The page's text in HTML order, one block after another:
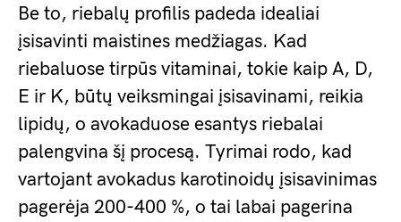
Be to, riebalų profilis padeda idealiai
įsisavinti maistines medžiagas. Kad
riebaluose tirpūs vitaminai, tokie kaip A, D,
E ir K, būtų veiksmingai įsisavinami, reikia
lipidų, o avokaduose esantys riebalai
palengvina šį procesą. Tyrimai rodo, kad
vartojant avokadus karotinoidų įsisavinimas
pagerėja 200-400 %, o tai labai pagerina